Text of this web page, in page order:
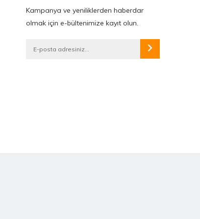
Kampanya ve yeniliklerden haberdar
olmak için e-bültenimize kayıt olun.